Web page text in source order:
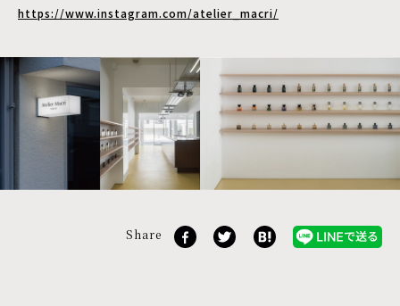
https://www.instagram.com/atelier_macri/
Share